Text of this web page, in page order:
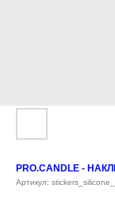
PRO.CANDLE -
Артикул: